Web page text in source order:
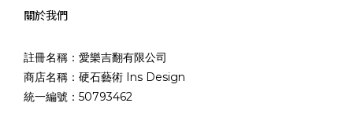
關於我們
註冊名稱：愛樂吉翻有限公司
商店名稱：硬石藝術 Ins Design
統一編號：50793462